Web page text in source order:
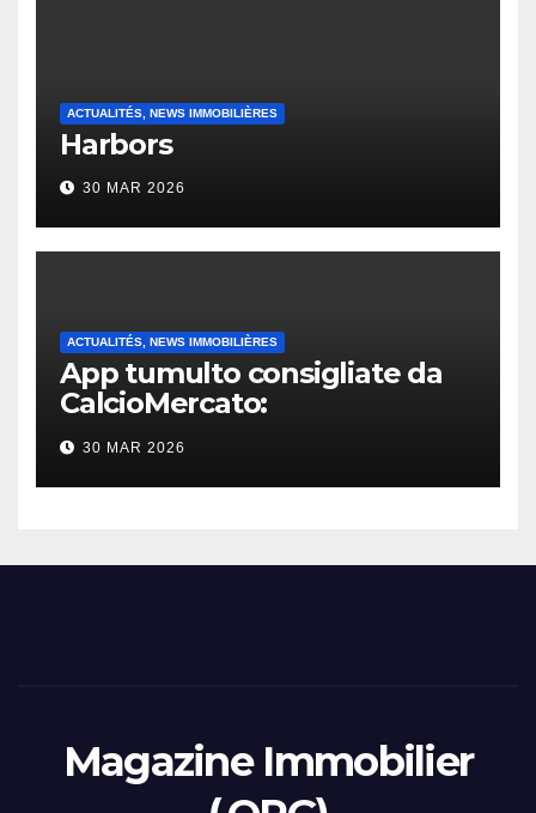
ACTUALITÉS, NEWS IMMOBILIÈRES
Harbors
30 MAR 2026
ACTUALITÉS, NEWS IMMOBILIÈRES
App tumulto consigliate da
CalcioMercato:
considerazione di gennaio
2026
30 MAR 2026
Magazine Immobilier